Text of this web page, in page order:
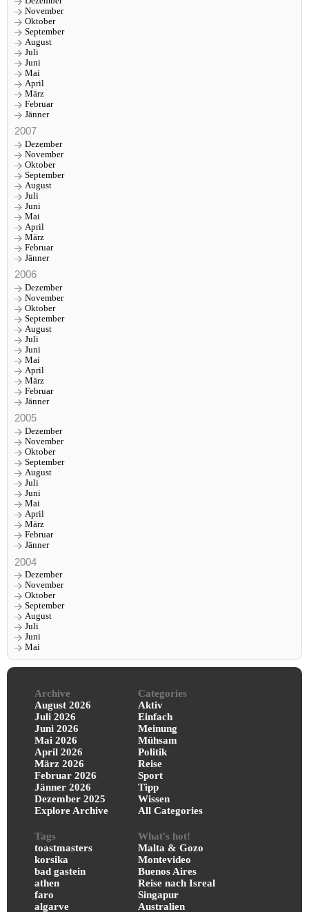
November
Oktober
September
August
Juli
Juni
Mai
April
März
Februar
Jänner
2007
Dezember
November
Oktober
September
August
Juli
Juni
Mai
April
März
Februar
Jänner
2006
Dezember
November
Oktober
September
August
Juli
Juni
Mai
April
März
Februar
Jänner
2005
Dezember
November
Oktober
September
August
Juli
Juni
Mai
April
März
Februar
Jänner
2004
Dezember
November
Oktober
September
August
Juli
Juni
Mai
Archive
August 2026
Juli 2026
Juni 2026
Mai 2026
April 2026
März 2026
Februar 2026
Jänner 2026
Dezember 2025
Explore Archive
Categories
Aktiv
Einfach
Meinung
Mühsam
Politik
Reise
Sport
Tipp
Wissen
All Categories
Tags
toastmasters
korsika
bad gastein
athen
faro
algarve
What's hot!
Malta & Gozo
Montevideo
Buenos Aires
Reise nach Isreal
Singapur
Australien